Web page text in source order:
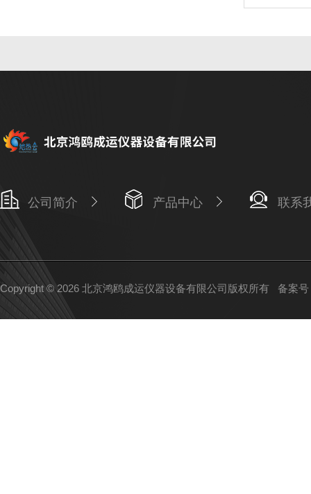
公司简介 产品中心 联系
Copyright © 2026 北京鸿鸥成运仪器设备有限公司版权所有 备案号